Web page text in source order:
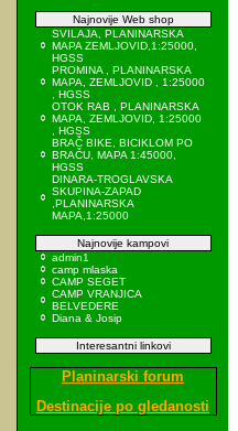
Najnovije Web shop
SVILAJA, PLANINARSKA
MAPA ZEMLJOVID,1:25000,
HGSS
PROMINA , PLANINARSKA
MAPA, ZEMLJOVID , 1:25000
, HGSS
OTOK RAB , PLANINARSKA
MAPA, ZEMLJOVID, 1:25000
, HGSS
BRAČ BIKE, BICIKLOM PO
BRAČU, MAPA 1:45000,
HGSS
DINARA-TROGLAVSKA
SKUPINA-ZAPAD
,PLANINARSKA
MAPA,1:25000
Najnovije kampovi
admin1
camp mlaska
CAMP SEGET
CAMP VRANJICA
BELVEDERE
Diana & Josip
Interesantni linkovi
Planinarski forum
Destinacije po gledanosti